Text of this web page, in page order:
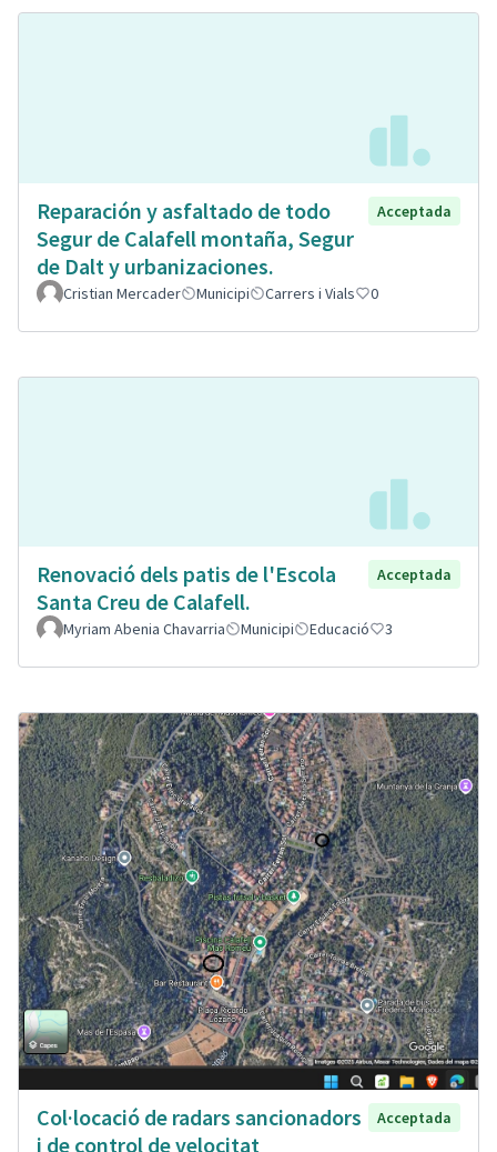
Reparación y asfaltado de todo
Segur de Calafell montaña, Segur
de Dalt y urbanizaciones.
Acceptada
Cristian Mercader Municipi Carrers i Vials 0
Renovació dels patis de l'Escola
Santa Creu de Calafell.
Acceptada
Myriam Abenia Chavarria Municipi Educació 3
Col·locació de radars sancionadors
i de control de velocitat
Acceptada